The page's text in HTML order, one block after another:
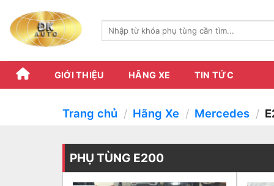
content
Tìm
GIỚI THIỆU HÃNG XE TIN TỨC
Trang chủ / Hãng Xe / Mercedes /
PHỤ TÙNG E200